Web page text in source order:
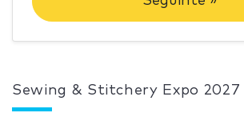
Sewing & Stitchery Expo 2027